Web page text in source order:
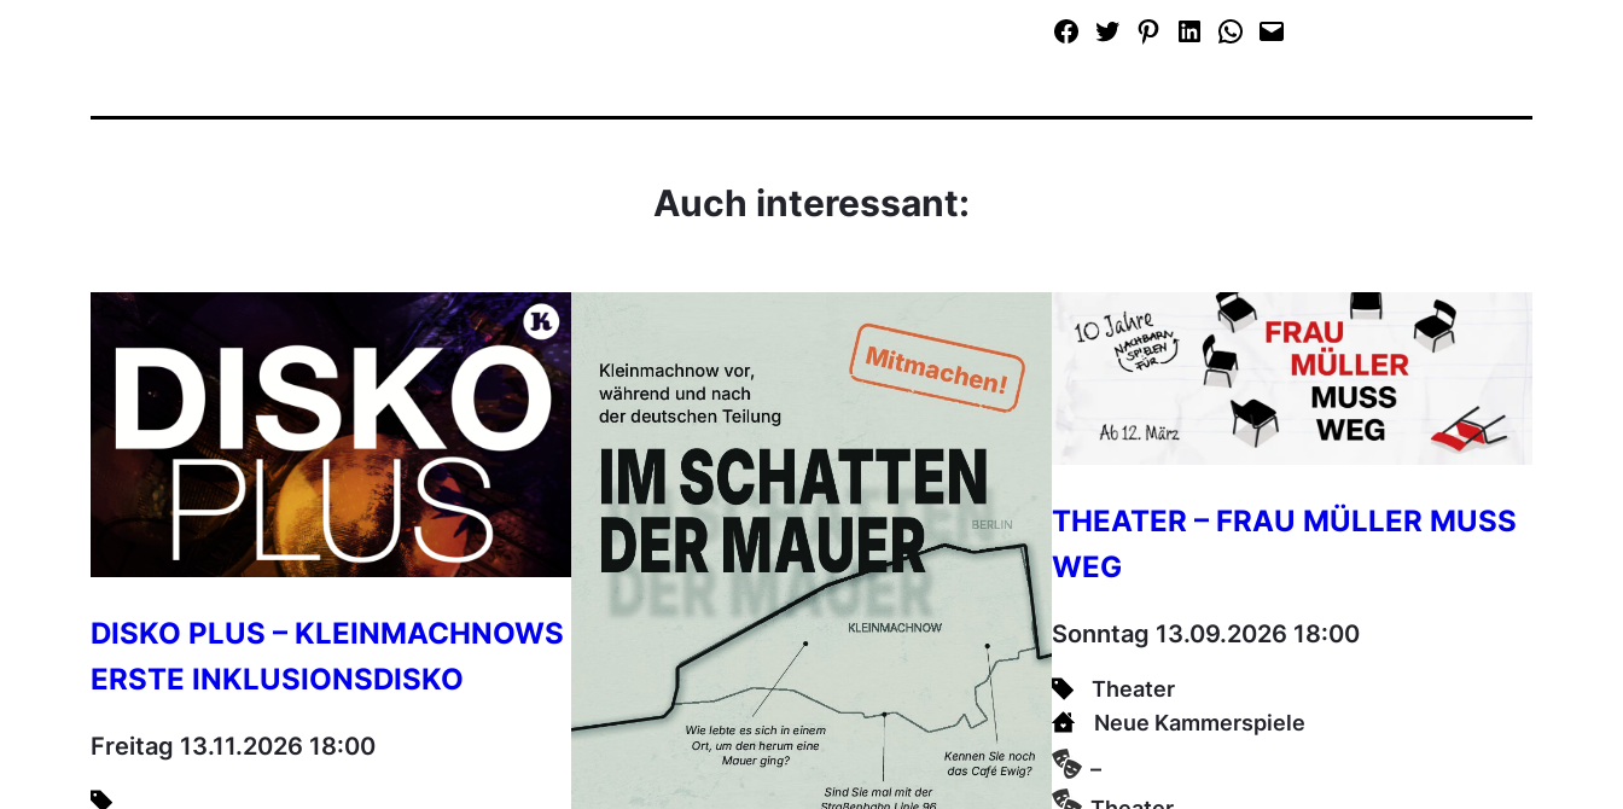
Auch interessant:
DISKO PLUS – KLEINMACHNOWS
ERSTE INKLUSIONSDISKO
Freitag 13.11.2026 18:00
THEATER – FRAU MÜLLER MUSS
WEG
Sonntag 13.09.2026 18:00
Theater
Neue Kammerspiele
–